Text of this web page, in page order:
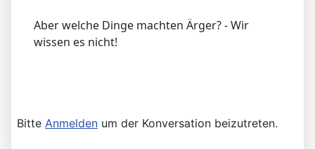
Aber welche Dinge machten Ärger? - Wir
wissen es nicht!
Bitte Anmelden um der Konversation beizutreten.